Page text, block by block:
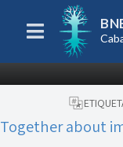
Together about